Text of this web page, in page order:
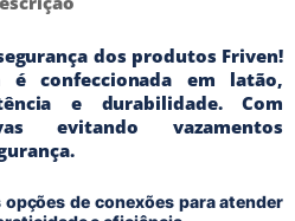
dos produtos Friven!
é confeccionada em latão,
e durabilidade. Com
evitando vazamentos
de conexões para atender